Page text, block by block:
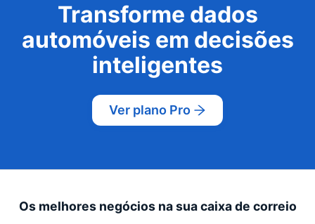
Transforme dados
automóveis em decisões
inteligentes
Ver plano Pro
Os melhores negócios na sua caixa de correio